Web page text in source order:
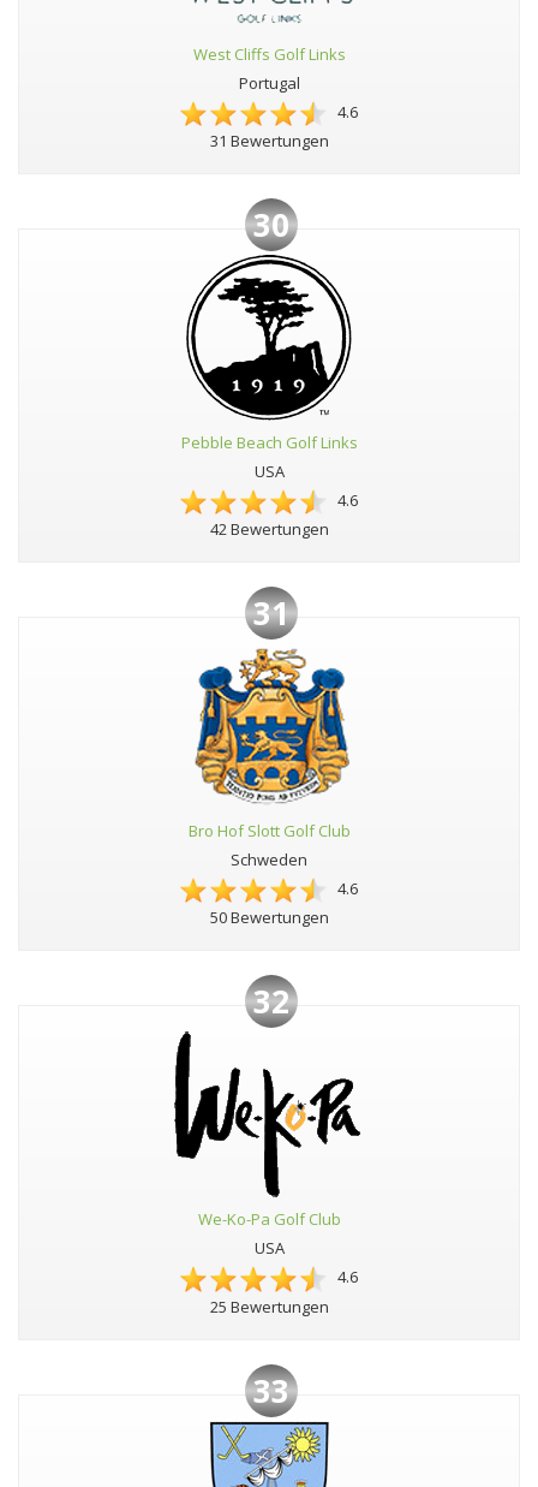
West Cliffs Golf Links
Portugal
4.6
31 Bewertungen
30
Pebble Beach Golf Links
USA
4.6
42 Bewertungen
31
Bro Hof Slott Golf Club
Schweden
4.6
50 Bewertungen
32
We-Ko-Pa Golf Club
USA
4.6
25 Bewertungen
33